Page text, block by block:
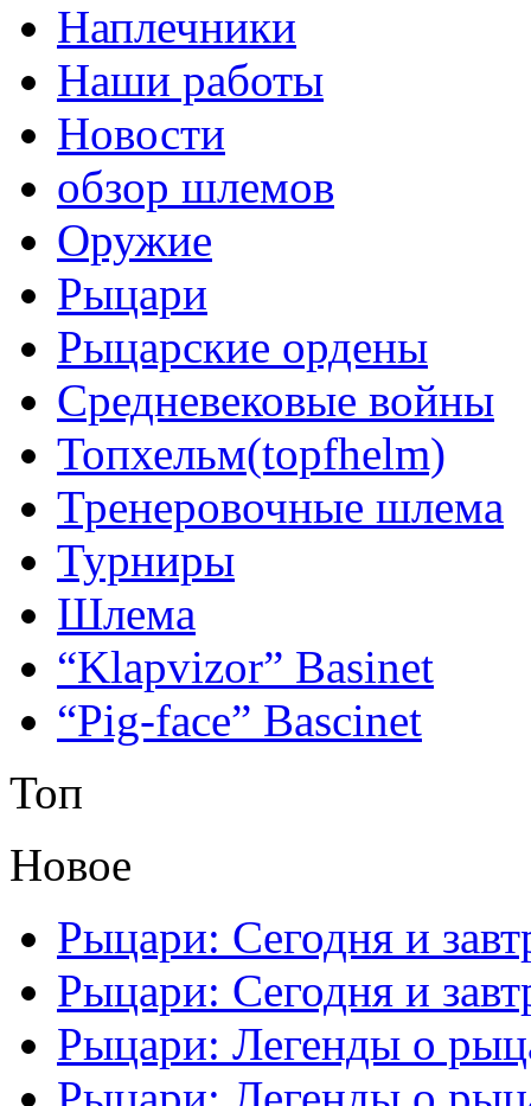
Наплечники
Наши работы
Новости
обзор шлемов
Оружие
Рыцари
Рыцарские ордены
Средневековые войны
Топхельм(topfhelm)
Тренеровочные шлема
Турниры
Шлема
“Klapvizor” Basinet
“Pig-face” Bascinet
Топ
Новое
Рыцари: Сегодня и
Рыцари: Сегодня и
Рыцари: Легенды о